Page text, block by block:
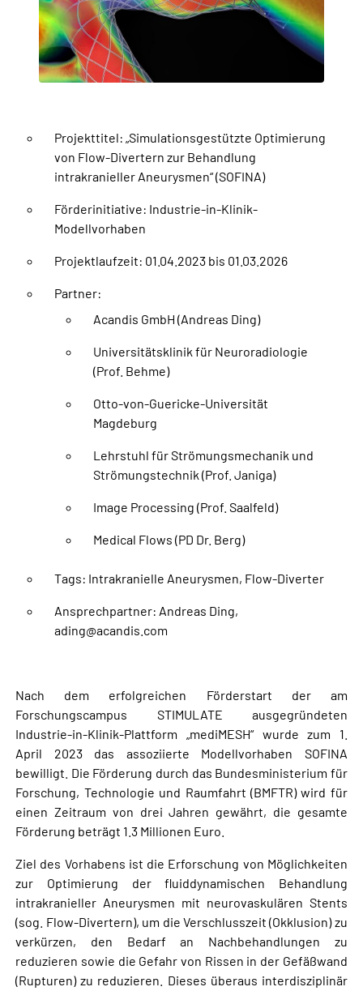
Projekttitel: „Simulationsgestützte Optimierung
von Flow-Divertern zur Behandlung
intrakranieller Aneurysmen“ (SOFINA)
Förderinitiative: Industrie-in-Klinik-
Modellvorhaben
Projektlaufzeit: 01.04.2023 bis 01.03.2026
Partner:
Acandis GmbH (Andreas Ding)
Universitätsklinik für Neuroradiologie
(Prof. Behme)
Otto-von-Guericke-Universität
Magdeburg
Lehrstuhl für Strömungsmechanik und
Strömungstechnik (Prof. Janiga)
Image Processing (Prof. Saalfeld)
Medical Flows (PD Dr. Berg)
Tags: Intrakranielle Aneurysmen, Flow-Diverter
Ansprechpartner: Andreas Ding,
ading@acandis.com
Nach dem erfolgreichen Förderstart der am
Forschungscampus STIMULATE ausgegründeten
Industrie-in-Klinik-Plattform „mediMESH“ wurde zum 1.
April 2023 das assoziierte Modellvorhaben SOFINA
bewilligt. Die Förderung durch das Bundesministerium für
Forschung, Technologie und Raumfahrt (BMFTR) wird für
einen Zeitraum von drei Jahren gewährt, die gesamte
Förderung beträgt 1.3 Millionen Euro.
Ziel des Vorhabens ist die Erforschung von Möglichkeiten
zur Optimierung der fluiddynamischen Behandlung
intrakranieller Aneurysmen mit neurovaskulären Stents
(sog. Flow-Divertern), um die Verschlusszeit (Okklusion) zu
verkürzen, den Bedarf an Nachbehandlungen zu
reduzieren sowie die Gefahr von Rissen in der Gefäßwand
(Rupturen) zu reduzieren. Dieses überaus interdisziplinär